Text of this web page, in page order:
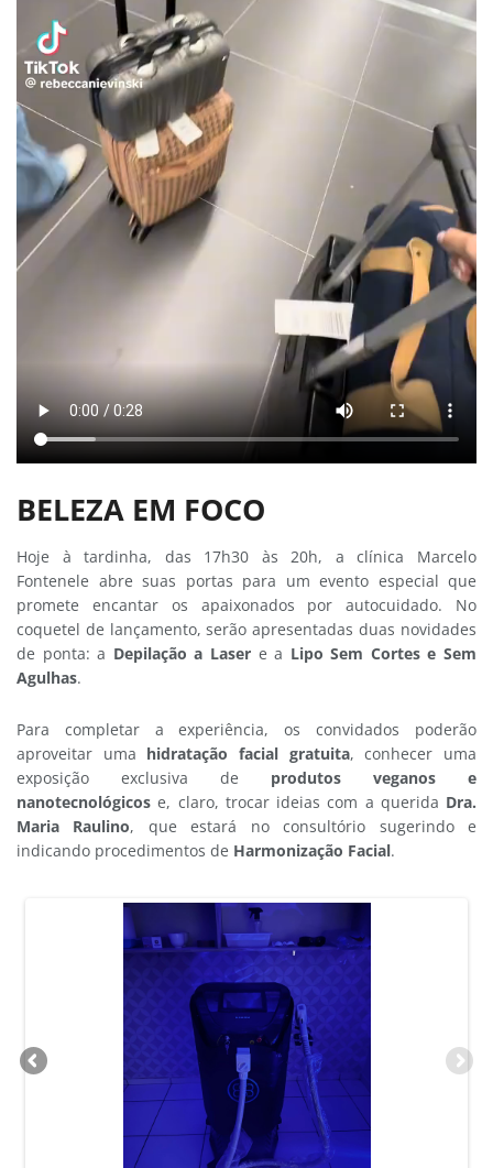
BELEZA EM FOCO
Hoje à tardinha, das 17h30 às 20h, a clínica Marcelo
Fontenele abre suas portas para um evento especial que
promete encantar os apaixonados por autocuidado. No
coquetel de lançamento, serão apresentadas duas novidades
de ponta: a Depilação a Lasere a Lipo Sem Cortes e Sem
Agulhas.
Para completar a experiência, os convidados poderão
aproveitar uma hidratação facial gratuita, conhecer uma
exposição exclusiva de produtos veganos e
nanotecnológicos e, claro, trocar ideias com a querida Dra.
Maria Raulino, que estará no consultório sugerindo e
indicando procedimentos de Harmonização Facial.